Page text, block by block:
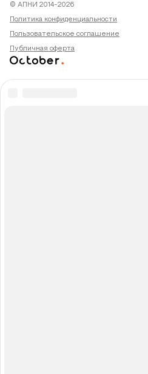
© АПНИ 2014-2026
Политика конфиденциальности
Пользовательское соглашение
Публичная оферта